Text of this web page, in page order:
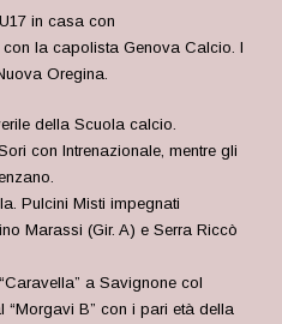
in casa con
la capolista Genova Calcio. I
Oregina.
della Scuola calcio.
con Intrenazionale, mentre gli
Pulcini Misti impegnati
Marassi (Gir. A) e Serra Riccò
a Savignone col
“Morgavi B” con i pari età della